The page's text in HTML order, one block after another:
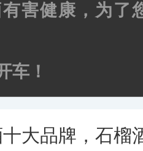
害健康，为了
车！
大品牌，石榴